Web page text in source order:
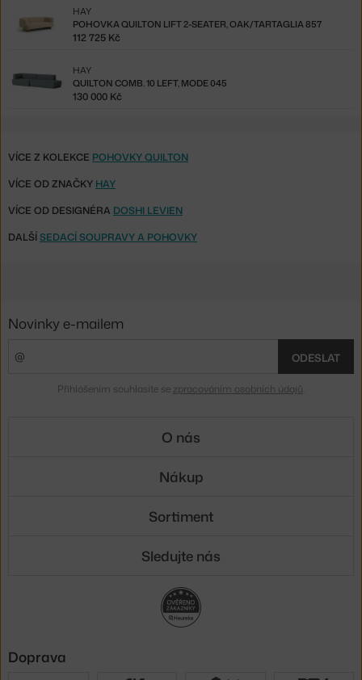
POHOVKA QUILTON LIFT 2-SEATER, OAK/TARTAGLIA 857
HAY
112 725 Kč
QUILTON COMB. 10 LEFT, MODE 045
HAY
130 000 Kč
VÍCE Z KOLEKCE POHOVKY QUILTON
VÍCE OD ZNAČKY HAY
VÍCE OD DESIGNÉRA DOSHI LEVIEN
DALŠÍSEDACÍ SOUPRAVY A POHOVKY
Novinky e-mailem
ODESLAT
Přihlášením souhlasíte se zpracováním osobních údajů
O nás
Nákup
Sortiment
Sledujte nás
Doprava